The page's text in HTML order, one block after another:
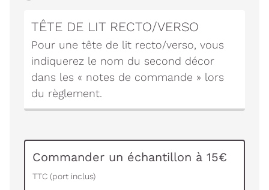
TÊTE DE LIT RECTO/VERSO
Pour une tête de lit recto/verso, vous
indiquerez le nom du second décor
dans les « notes de commande » lors
du règlement.
Commander un échantillon à 15€
TTC (port inclus)